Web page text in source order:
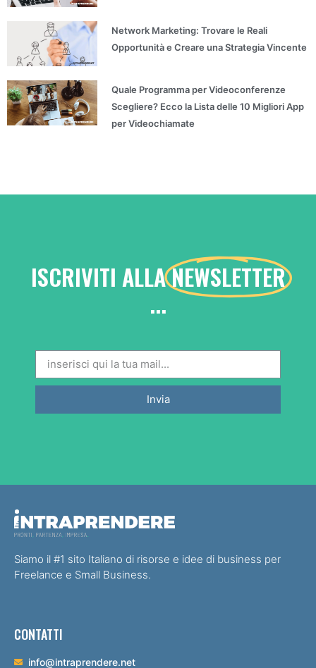
Network Marketing: Trovare le Reali
Opportunità e Creare una Strategia Vincente
Quale Programma per Videoconferenze
Scegliere? Ecco la Lista delle 10 Migliori App
per Videochiamate
ISCRIVITI ALLANEWSLETTER
...
Invia
Siamo il #1 sito Italiano di risorse e idee di business per
Freelance e Small Business.
CONTATTI
info@intraprendere.net